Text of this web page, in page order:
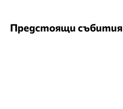
Предстоящи събития